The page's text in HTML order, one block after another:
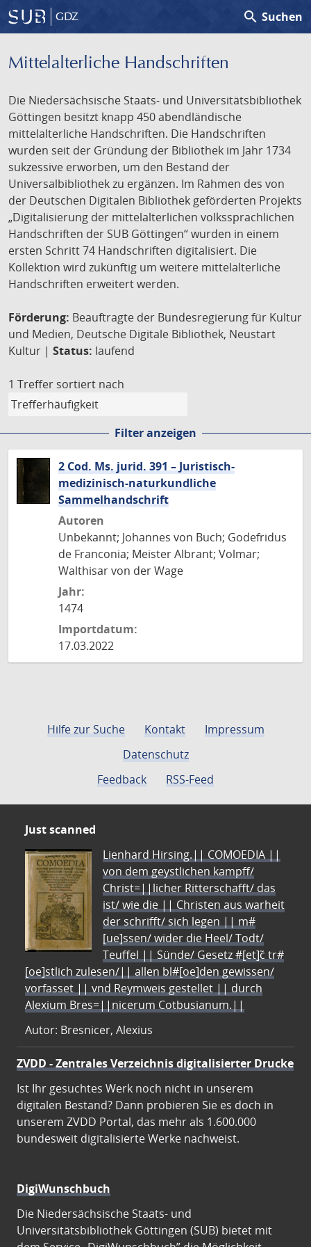
GDZ search Suchen
Mittelalterliche Handschriften
Die Niedersächsische Staats- und Universitätsbibliothek
Göttingen besitzt knapp 450 abendländische
mittelalterliche Handschriften. Die Handschriften
wurden seit der Gründung der Bibliothek im Jahr 1734
sukzessive erworben, um den Bestand der
Universalbibliothek zu ergänzen. Im Rahmen des von
der Deutschen Digitalen Bibliothek geförderten Projekts
„Digitalisierung der mittelalterlichen volkssprachlichen
Handschriften der SUB Göttingen“ wurden in einem
ersten Schritt 74 Handschriften digitalisiert. Die
Kollektion wird zukünftig um weitere mittelalterliche
Handschriften erweitert werden.
Förderung: Beauftragte der Bundesregierung für Kultur
und Medien, Deutsche Digitale Bibliothek, Neustart
Kultur | Status: laufend
1 Treffer sortiert nach
Filter anzeigen
2 Cod. Ms. jurid. 391 – Juristisch-
medizinisch-naturkundliche
Sammelhandschrift
Autoren
Unbekannt; Johannes von Buch; Godefridus
de Franconia; Meister Albrant; Volmar;
Walthisar von der Wage
Jahr:
1474
Importdatum:
17.03.2022
Hilfe zur Suche Kontakt
Impressum
Datenschutz
Feedback
RSS-Feed
Just scanned
Lienhard Hirsing.|| COMOEDIA ||
von dem geystlichen kampff/
Christ=||licher Ritterschafft/ das
ist/ wie die || Christen aus warheit
der schrifft/ sich legen || m#
[ue]ssen/ wider die Heel/ Todt/
Teuffel || Sünde/ Gesetz #[et]c̃ tr#
[oe]stlich zulesen/|| allen bl#[oe]den gewissen/
vorfasset || vnd Reymweis gestellet || durch
Alexium Bres=||nicerum Cotbusianum.||
Autor: Bresnicer, Alexius
ZVDD - Zentrales Verzeichnis digitalisierter Drucke
Ist Ihr gesuchtes Werk noch nicht in unserem
digitalen Bestand? Dann probieren Sie es doch in
unserem ZVDD Portal, das mehr als 1.600.000
bundesweit digitalisierte Werke nachweist.
DigiWunschbuch
Die Niedersächsische Staats- und
Universitätsbibliothek Göttingen (SUB) bietet mit